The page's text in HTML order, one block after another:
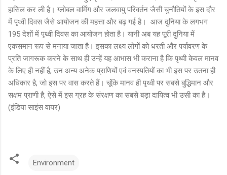
हासिल कर ली है। ग्लोबल वार्मिंग और जलवायु परिवर्तन जैसी चुनौतियों के इस दौर
में पृथ्वी दिवस जैसे आयोजन की महत्ता और बढ़ गई है। आज दुनिया के लगभग
195 देशों में पृथ्वी दिवस का आयोजन होता है। यानी अब यह पूरी दुनिया में
एकसमान रूप से मनाया जाता है। इसका लक्ष्य लोगों को धरती और पर्यावरण के
प्रति जागरूक करने के साथ ही उन्हें यह आभास भी कराना है कि पृथ्वी केवल मानव
के लिए ही नहीं है, उन अन्य अनेक प्राणियों एवं वनस्पतियों का भी इस पर उतना ही
अधिकार है, जो इस पर वास करते हैं। चूंकि मानव ही पृथ्वी पर सबसे बुद्धिमान और
सक्षम प्राणी है, ऐसे में इस ग्रह के संरक्षण का सबसे बड़ा दायित्व भी उसी का है।
(इंडिया साइंस वायर)
Environment